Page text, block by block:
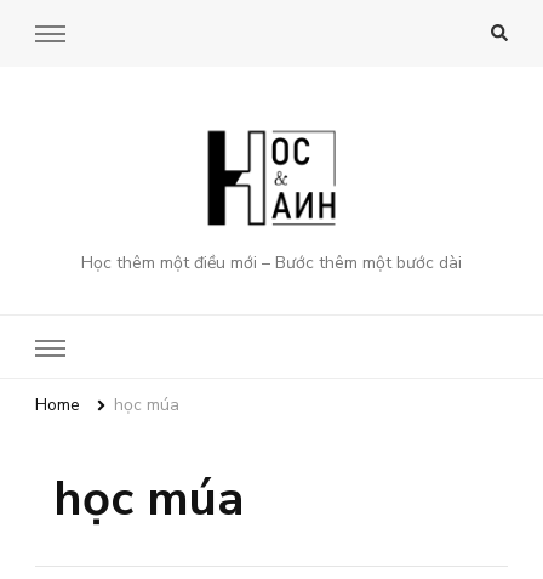
Học thêm một điều mới – Bước thêm một bước dài
Home học múa
học múa